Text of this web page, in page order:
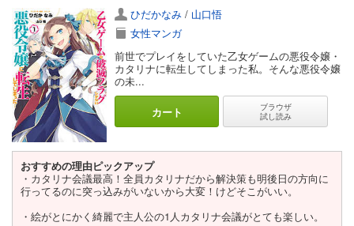
ひだかなみ / 山口悟
女性マンガ
前世でプレイをしていた乙女ゲームの悪役令嬢・
カタリナに転生してしまった私。そんな悪役令嬢
の未...
カート
ブラウザ
試し読み
おすすめの理由ピックアップ
・カタリナ会議最高！全員カタリナだから解決策も明後日の方向に
行ってるのに突っ込みがいないから大変！けどそこがいい。
・絵がとにかく綺麗で主人公の1人カタリナ会議がとても楽しい。